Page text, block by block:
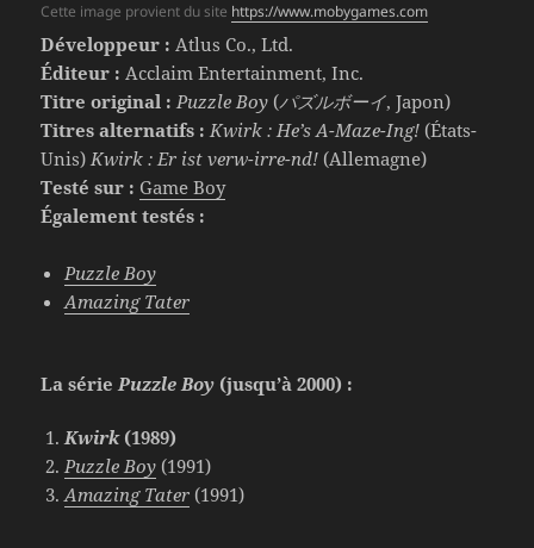
Cette image provient du site https://www.mobygames.com
Développeur : Atlus Co., Ltd.
Éditeur : Acclaim Entertainment, Inc.
Titre original : Puzzle Boy (パズルボーイ, Japon)
Titres alternatifs : Kwirk : He’s A-Maze-Ing! (États-
Unis)Kwirk : Er ist verw-irre-nd! (Allemagne)
Testé sur : Game Boy
Également testés :
Puzzle Boy
Amazing Tater
La sériePuzzle Boy (jusqu’à 2000) :
Kwirk(1989)
Puzzle Boy (1991)
Amazing Tater (1991)